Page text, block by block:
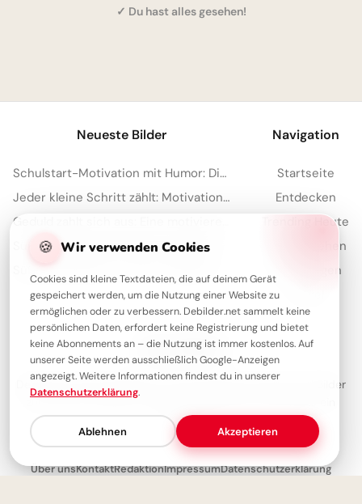
✓ Du hast alles gesehen!
🍪 Wir verwenden Cookies
Cookies sind kleine Textdateien, die auf deinem Gerät
gespeichert werden, um die Nutzung einer Website zu
ermöglichen oder zu verbessern. Debilder.net sammelt keine
persönlichen Daten, erfordert keine Registrierung und bietet
keine Abonnements an – die Nutzung ist immer kostenlos. Auf
unserer Seite werden ausschließlich Google-Anzeigen
angezeigt. Weitere Informationen findest du in unserer
Datenschutzerklärung.
Ablehnen Akzeptieren
Neueste Bilder
Schulstart-Motivation mit Humor: Die besten Sprüche für TikTok
Jeder kleine Schritt zählt: Motivation für den Schulstart auf Instagram.
Navigation
Startseite
Entdecken
Trending Heute
Meistgesehen
Sammlungen
Über Debilder
Debilder ist deine Plattform für die schönsten Grüße und Bilder
zum Teilen. Entdecke unsere Sammlung und verschenke ein
Lächeln!
Über unsKontaktRedaktionImpressumDatenschutzerklärung